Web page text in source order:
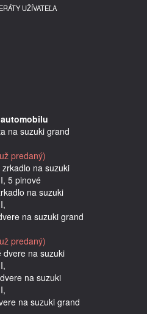
UŽÍVATEĽA
na suzuki grand
predaný)
na suzuki
5 pinové
na suzuki
na suzuki grand
predaný)
dvere na suzuki
na suzuki
na suzuki grand